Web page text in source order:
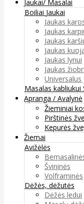
Jaukai/ Masalai
Boiliai Jaukai
Jaukas
Jaukas
Jaukas
Jaukas
Jaukas lynui
Jaukas
Universalus
Masalas kabliukui
Apranga / Avalynė
Žieminiai
Pirštinės
Kepurės
Žiemai
Avižėlės
Švininės
Volframinės
Dėžės, dėžutės
Dėžės ledui